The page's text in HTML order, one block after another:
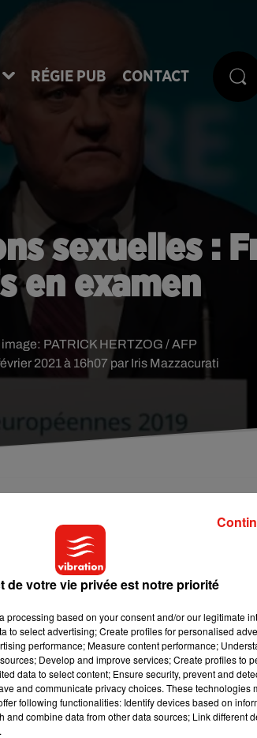
RÉGIE PUB CONTACT
sexuelles :
en examen
2021 à 16h07 par Iris Mazzacurati
PATRICK HERTZOG / AFP
5 février, pour harcèlement
Asselineau, a été mis en examen
appris de source judiciaire.
enquête préliminaire ouverte le 15 mai par
de votre vie privée est notre priorité
processing based on your consent and/or our legitimate
to select advertising; Create profiles for personalised
performance; Measure content performance;
Develop and improve services; Create profiles to
data to select content; Ensure security, prevent and
and communicate privacy choices. These technologies
following functionalities: Identify devices based on
combine data from other data sources; Link different